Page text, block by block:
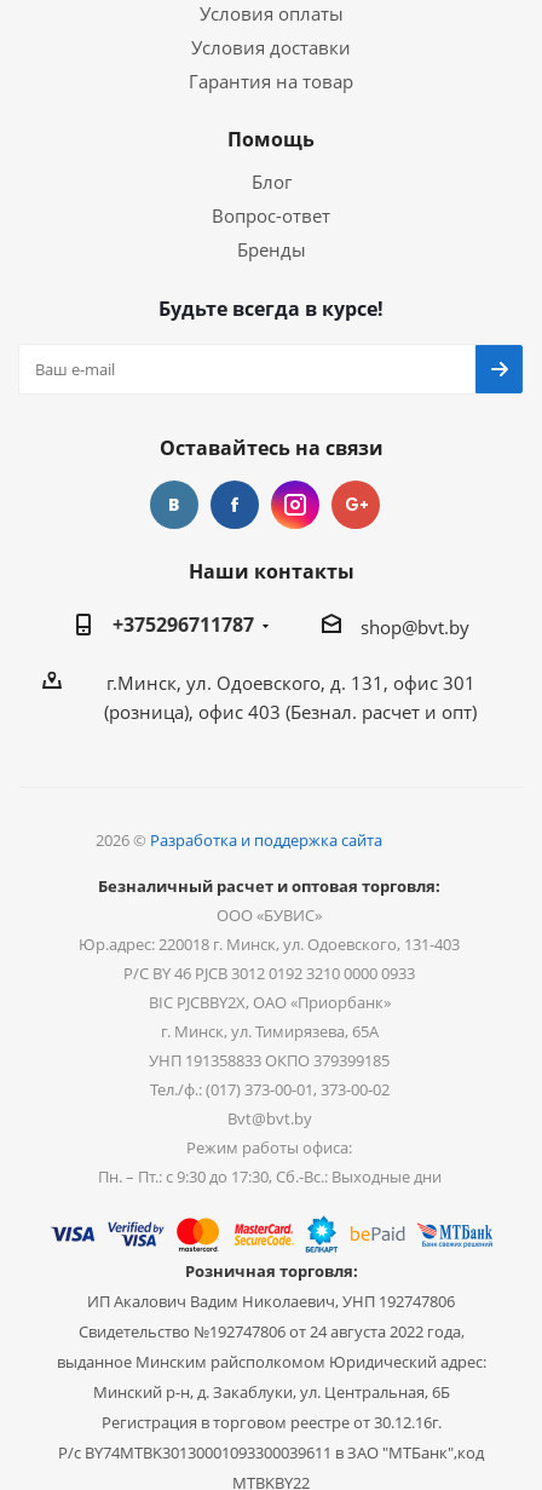
Условия оплаты
Условия доставки
Гарантия на товар
Помощь
Блог
Вопрос-ответ
Бренды
Будьте всегда в курсе!
Оставайтесь на связи
Наши контакты
+375296711787
shop@bvt.by
г.Минск, ул. Одоевского, д. 131, офис 301
(розница), офис 403 (Безнал. расчет и опт)
2026 © Разработка и поддержка сайта
Безналичный расчет и оптовая торговля:
ООО «БУВИС»
Юр.адрес: 220018 г. Минск, ул. Одоевского, 131-403
Р/С BY 46 PJCB 3012 0192 3210 0000 0933
BIC PJCBBY2X, ОАО «Приорбанк»
г. Минск, ул. Тимирязева, 65А
УНП 191358833 ОКПО 379399185
Тел./ф.: (017) 373-00-01, 373-00-02
Bvt@bvt.by
Режим работы офиса:
Пн. – Пт.: с 9:30 до 17:30, Сб.-Вс.: Выходные дни
Розничная торговля:
ИП Акалович Вадим Николаевич, УНП 192747806
Свидетельство №192747806 от 24 августа 2022 года,
выданное Минским райсполкомом Юридический адрес:
Минский р-н, д. Закаблуки, ул. Центральная, 6Б
Регистрация в торговом реестре от 30.12.16г.
Р/с BY74MTBK30130001093300039611 в ЗАО "МТБанк",код
MTBKBY22